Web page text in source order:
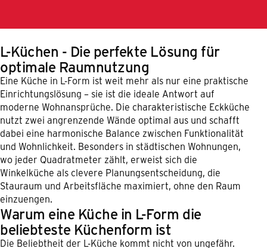
L-Küchen - Die perfekte Lösung für
optimale Raumnutzung
Eine Küche in L-Form ist weit mehr als nur eine praktische
Einrichtungslösung – sie ist die ideale Antwort auf
moderne Wohnansprüche. Die charakteristische Eckküche
nutzt zwei angrenzende Wände optimal aus und schafft
dabei eine harmonische Balance zwischen Funktionalität
und Wohnlichkeit. Besonders in städtischen Wohnungen,
wo jeder Quadratmeter zählt, erweist sich die
Winkelküche als clevere Planungsentscheidung, die
Stauraum und Arbeitsfläche maximiert, ohne den Raum
einzuengen.
Warum eine Küche in L-Form die
beliebteste Küchenform ist
Die Beliebtheit der L-Küche kommt nicht von ungefähr.